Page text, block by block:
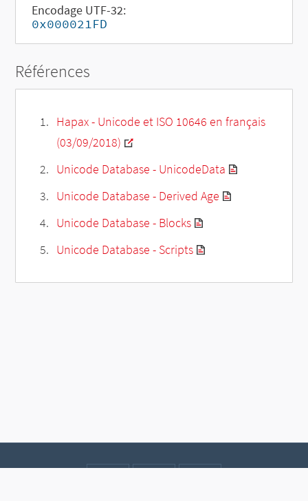
Encodage UTF-32:
0x000021FD
Références
Hapax - Unicode et ISO 10646 en français
(03/09/2018)
Unicode Database - UnicodeData
Unicode Database - Derived Age
Unicode Database - Blocks
Unicode Database - Scripts